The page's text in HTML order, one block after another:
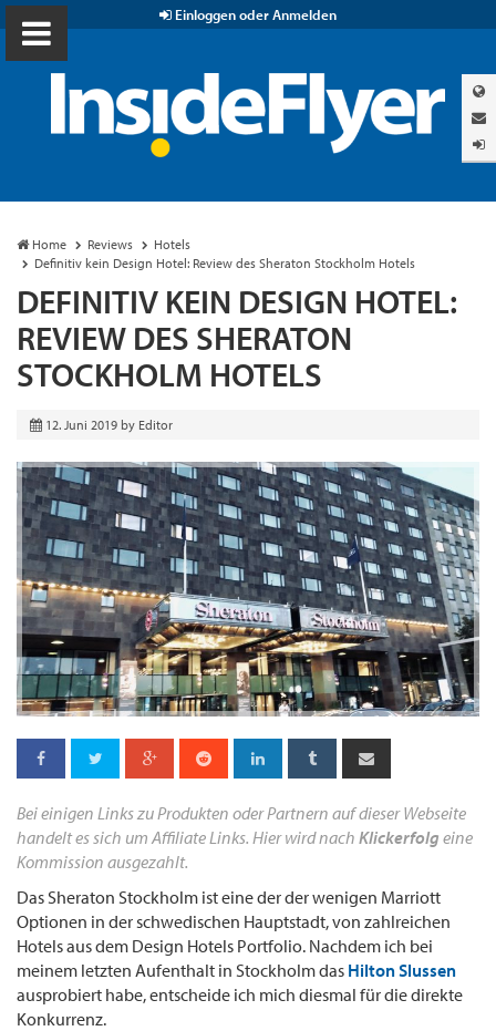
Einloggen oder Anmelden
Home Reviews
Hotels
Definitiv kein Design Hotel: Review des Sheraton Stockholm Hotels
DEFINITIV KEIN DESIGN HOTEL:
REVIEW DES SHERATON
STOCKHOLM HOTELS
12. Juni 2019 by Editor
Bei einigen Links zu Produkten oder Partnern auf dieser Webseite
handelt es sich um Affiliate Links. Hier wird nach Klickerfolg eine
Kommission ausgezahlt.
Das Sheraton Stockholm ist eine der der wenigen Marriott
Optionen in der schwedischen Hauptstadt, von zahlreichen
Hotels aus dem Design Hotels Portfolio. Nachdem ich bei
meinem letzten Aufenthalt in Stockholm das Hilton Slussen
ausprobiert habe, entscheide ich mich diesmal für die direkte
Konkurrenz.